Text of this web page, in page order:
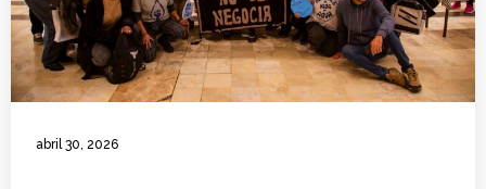
abril 30, 2026